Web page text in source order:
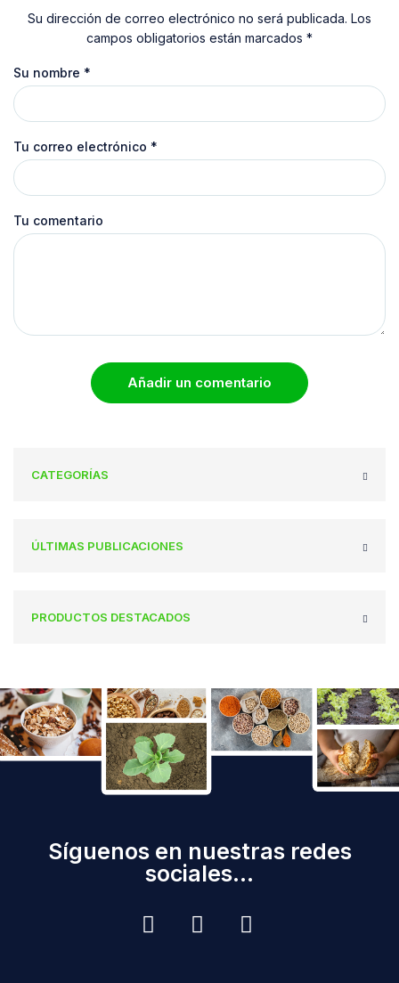
Su dirección de correo electrónico no será publicada. Los
campos obligatorios están marcados *
Su nombre *
Tu correo electrónico *
Tu comentario
Añadir un comentario
CATEGORÍAS
ÚLTIMAS PUBLICACIONES
PRODUCTOS DESTACADOS
Síguenos en nuestras redes
sociales...